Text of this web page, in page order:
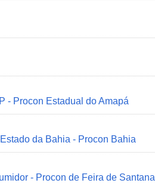
- Procon Estadual do Amapá
da Bahia - Procon Bahia
- Procon de Feira de Santana